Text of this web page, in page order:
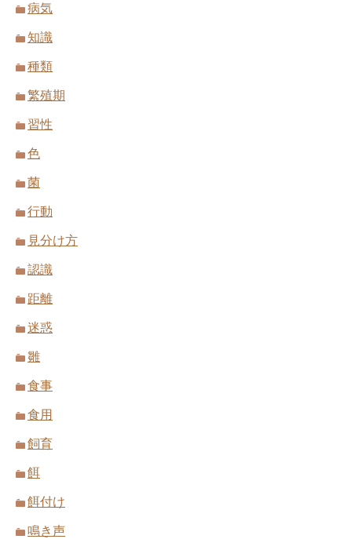
病気
知識
種類
繁殖期
習性
色
菌
行動
見分け方
認識
距離
迷惑
雛
食事
食用
飼育
餌
餌付け
鳴き声